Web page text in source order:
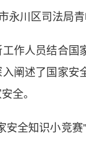
川区司法局青
人员结合国家
阐述了国家安
全。
知识小竞赛